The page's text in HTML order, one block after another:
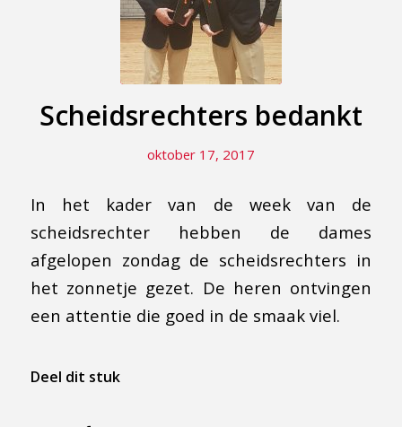
Scheidsrechters bedankt
oktober 17, 2017
In het kader van de week van de
scheidsrechter hebben de dames
afgelopen zondag de scheidsrechters in
het zonnetje gezet. De heren ontvingen
een attentie die goed in de smaak viel.
Deel dit stuk